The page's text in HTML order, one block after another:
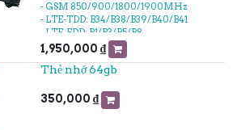
- GSM 850/900/1800/1900MHz
- LTE-TDD: B34/B38/B39/B40/B41
- LTE-FDD: B1/B3/B5/B8
Phụ kiện
- Dây nguồn
- Miếng dán
1,950,000 ₫
Thẻ nhớ 64gb
350,000 ₫